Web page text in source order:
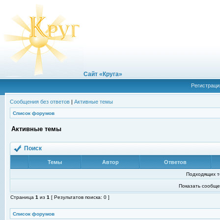
Сайт «Круга»
Сообщения без ответов | Активные темы
Список форумов
Активные темы
Поиск
Темы Автор Ответов
Подходящих
Показать
Страница 1 из 1 [ Результатов поиска: 0 ]
Список форумов